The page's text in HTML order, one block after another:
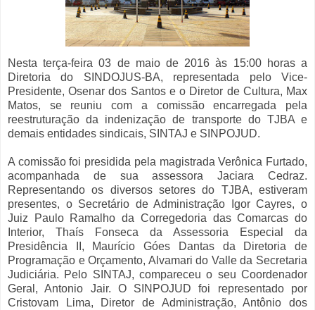
Nesta terça-feira 03 de maio de 2016 às 15:00 horas a
Diretoria do SINDOJUS-BA, representada pelo Vice-
Presidente, Osenar dos Santos e o Diretor de Cultura, Max
Matos, se reuniu com a comissão encarregada pela
reestruturação da indenização de transporte do TJBA e
demais entidades sindicais, SINTAJ e SINPOJUD.
A comissão foi presidida pela magistrada Verônica Furtado,
acompanhada de sua assessora Jaciara Cedraz.
Representando os diversos setores do TJBA, estiveram
presentes, o Secretário de Administração Igor Cayres, o
Juiz Paulo Ramalho da Corregedoria das Comarcas do
Interior, Thaís Fonseca da Assessoria Especial da
Presidência II, Maurício Góes Dantas da Diretoria de
Programação e Orçamento, Alvamari do Valle da Secretaria
Judiciária. Pelo SINTAJ, compareceu o seu Coordenador
Geral, Antonio Jair. O SINPOJUD foi representado por
Cristovam Lima, Diretor de Administração, Antônio dos